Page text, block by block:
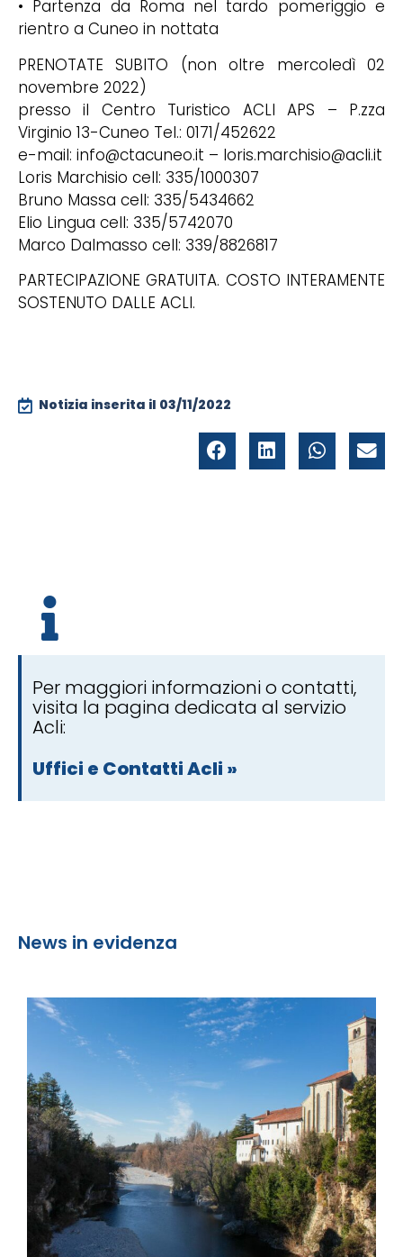
• Partenza da Roma nel tardo pomeriggio e
rientro a Cuneo in nottata
PRENOTATE SUBITO (non oltre mercoledì 02
novembre 2022)
presso il Centro Turistico ACLI APS – P.zza
Virginio 13-Cuneo Tel.: 0171/452622
e-mail: info@ctacuneo.it – loris.marchisio@acli.it
Loris Marchisio cell: 335/1000307
Bruno Massa cell: 335/5434662
Elio Lingua cell: 335/5742070
Marco Dalmasso cell: 339/8826817
PARTECIPAZIONE GRATUITA. COSTO INTERAMENTE
SOSTENUTO DALLE ACLI.
Notizia inserita il 03/11/2022
Per maggiori informazioni o contatti,
visita la pagina dedicata al servizio
Acli:
Uffici e Contatti Acli »
News in evidenza